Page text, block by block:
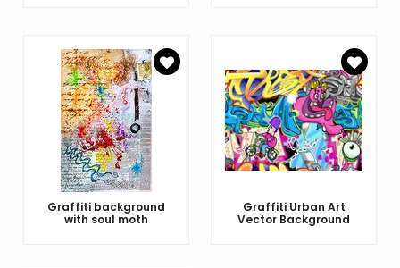
Graffiti background
with soul moth
Graffiti Urban Art
Vector Background